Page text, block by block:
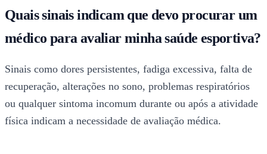
Quais sinais indicam que devo procurar um
médico para avaliar minha saúde esportiva?
Sinais como dores persistentes, fadiga excessiva, falta de
recuperação, alterações no sono, problemas respiratórios
ou qualquer sintoma incomum durante ou após a atividade
física indicam a necessidade de avaliação médica.